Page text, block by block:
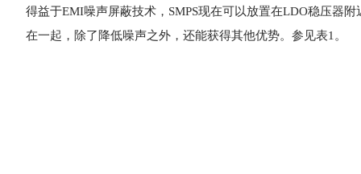
得益于EMI噪声屏蔽技术，SMPS现在可以放置在LDO稳压器
在一起，除了降低噪声之外，还能获得其他优势。参见表1。